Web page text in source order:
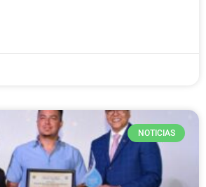
NOTICIAS